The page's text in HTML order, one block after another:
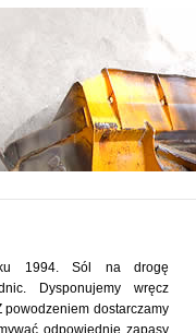
1994. Sól na drogę
Dysponujemy wręcz
dostarczamy
odpowiednie zapasy